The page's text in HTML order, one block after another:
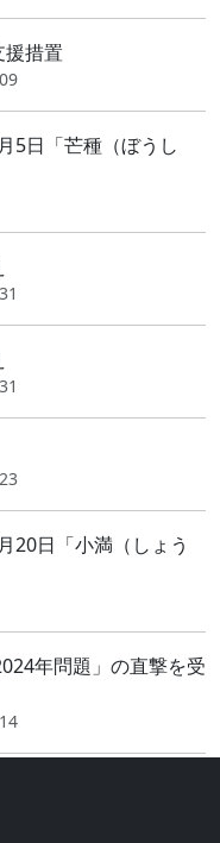
援措置
日「芒種（ぼうし
日「小満（しょう
年問題」の直撃を受
日「立夏（りっ